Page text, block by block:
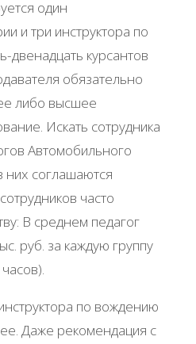
один
и три инструктора по
двенадцать курсантов
обязательно
либо высшее
Искать сотрудника
Автомобильного
них соглашаются
часто
В среднем педагог
руб. за каждую группу
по вождению
Даже рекомендация с